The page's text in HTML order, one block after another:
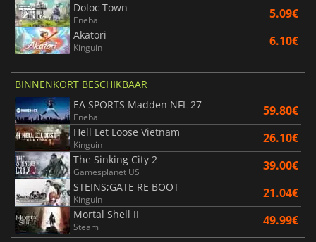
Doloc Town
Eneba 5.09€
Akatori
Kinguin 6.10€
BINNENKORT BESCHIKBAAR
EA SPORTS Madden NFL 27
Eneba 59.80€
Hell Let Loose Vietnam
Kinguin 26.10€
The Sinking City 2
Gamesplanet US 39.00€
STEINS;GATE RE BOOT
Kinguin 21.04€
Mortal Shell II
Steam 49.99€